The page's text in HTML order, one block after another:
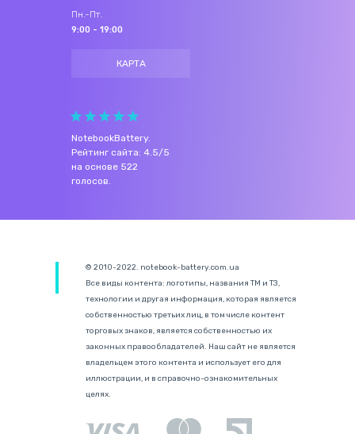
Пн.-Пт.
9:00 - 19:00
КАРТА
NotebookBattery.
Рейтинг сайта: 4.5/5
на основе 522
голосов.
© 2010-2022. notebook-battery.com.ua
Все виды контента: логотипы, названия ТМ и ТЗ,
технологии и другая информация, которая является
собственностью третьих лиц, в том числе контент
торговых знаков, является собственностью их
законных правообладателей. Наш сайт не является
владельцем этого контента и использует его для
иллюстрации, и в справочно-ознакомительных
целях.